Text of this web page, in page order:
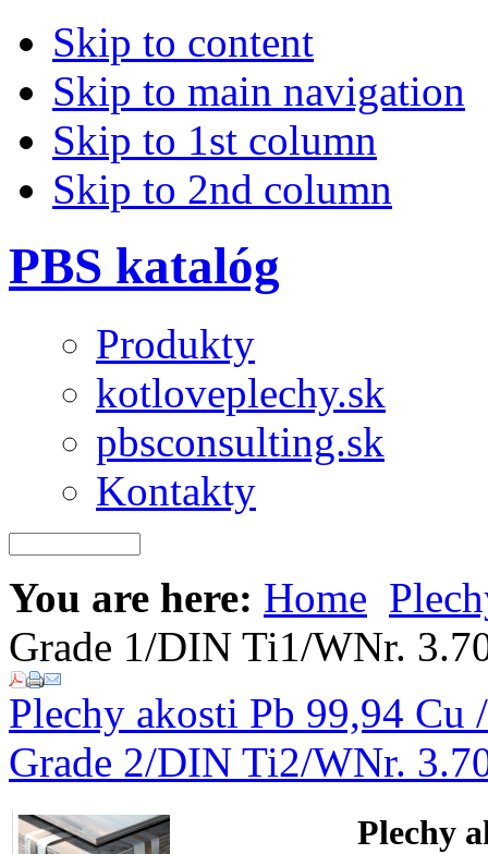
Skip to content
Skip to main navigation
Skip to 1st column
Skip to 2nd column
PBS katalóg
Produkty
kotloveplechy.sk
pbsconsulting.sk
Kontakty
You are here: Home
Grade 1/DIN Ti1/WNr.
Plechy akosti Pb 99,94 Cu
Grade 2/DIN Ti2/WNr.
Plechy